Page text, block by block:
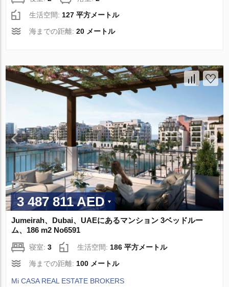
生活空間: 127 平方メートル
海までの距離:20 メートル
3 487 811 AED
Jumeirah、Dubai、UAEにあるマンション 3ベッドルー
ム、186 m2 No6591
寝室:3 生活空間: 186 平方メートル
海までの距離: 100 メートル
Mi CASA REAL ESTATE BROKERS